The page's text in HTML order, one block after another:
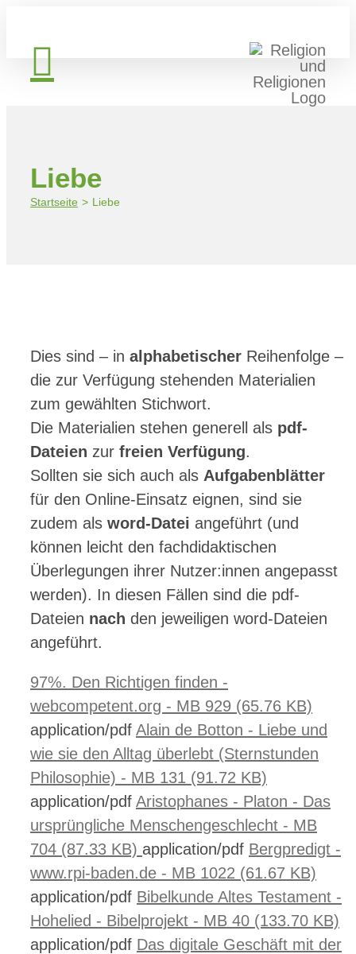
Liebe
Startseite Liebe
Dies sind – in alphabetischer Reihenfolge –
die zur Verfügung stehenden Materialien
zum gewählten Stichwort.
Die Materialien stehen generell als pdf-
Dateien zur freien Verfügung.
Sollten sie sich auch als Aufgabenblätter
für den Online-Einsatz eignen, sind sie
zudem als word-Datei angeführt (und
können leicht den fachdidaktischen
Überlegungen ihrer Nutzer:innen angepasst
werden). In diesen Fällen sind die pdf-
Dateien nach den jeweiligen word-Dateien
angeführt.
97%. Den Richtigen finden -
webcompetent.org - MB 929 (65.76 KB)
application/pdf Alain de Botton - Liebe und
wie sie den Alltag überlebt (Sternstunden
Philosophie) - MB 131 (91.72 KB)
application/pdf Aristophanes - Platon - Das
ursprüngliche Menschengeschlecht - MB
704 (87.33 KB) application/pdf Bergpredigt -
www.rpi-baden.de - MB 1022 (61.67 KB)
application/pdf Bibelkunde Altes Testament -
Hohelied - Bibelprojekt - MB 40 (133.70 KB)
application/pdf Das digitale Geschäft mit der